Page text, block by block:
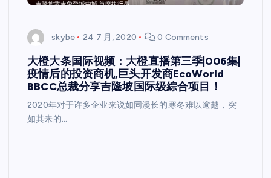
skybe 24 7 月, 2020 0 Comments
大橙大条国际视频：大橙直播第三季|006集|
疫情后的投资商机,巨头开发商EcoWorld
BBCC总裁分享吉隆坡国际级綜合项目！
2020年对于许多企业来说如同漫长的寒冬难以逾越，突
如其来的…